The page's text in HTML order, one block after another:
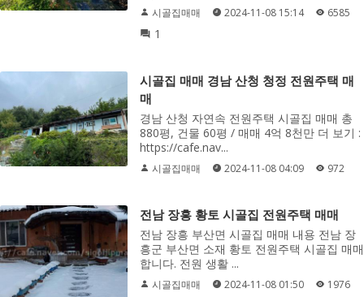
시골집매매 2024-11-08 15:14 6585
1
시골집 매매 경남 산청 청정 전원주택 매
매
경남 산청 자연속 전원주택 시골집 매매 총
880평, 건물 60평 / 매매 4억 8천만 더 보기 :
https://cafe.nav...
시골집매매 2024-11-08 04:09 972
전남 장흥 황토 시골집 전원주택 매매
전남 장흥 부산면 시골집 매매 내용 전남 장
흥군 부산면 소재 황토 전원주택 시골집 매매
합니다. 전원 생활 ...
시골집매매 2024-11-08 01:50 1976